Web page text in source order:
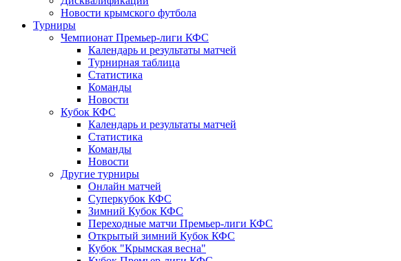
Новости крымского футбола
Турниры
Чемпионат Премьер-лиги КФС
Календарь и результаты матчей
Турнирная таблица
Статистика
Команды
Новости
Кубок КФС
Календарь и результаты матчей
Статистика
Команды
Новости
Другие турниры
Онлайн матчей
Суперкубок КФС
Зимний Кубок КФС
Переходные матчи Премьер-лиги КФС
Открытый зимний Кубок КФС
Кубок "Крымская весна"